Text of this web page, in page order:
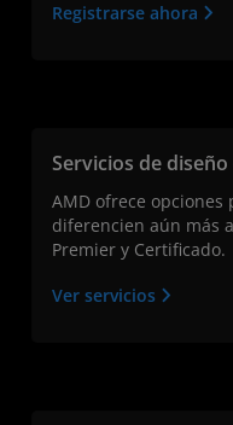
Registrarse ahora
Servicios de
AMD ofrece opciones
diferencien aún más
Premier y Certificado.
Ver servicios